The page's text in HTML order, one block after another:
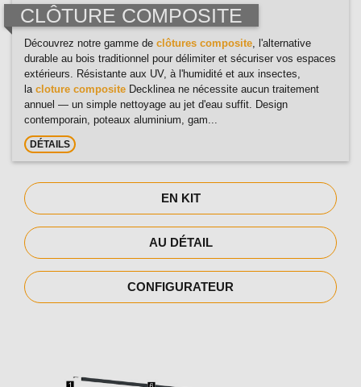
CLÔTURE COMPOSITE
Découvrez notre gamme de clôtures composite, l'alternative
durable au bois traditionnel pour délimiter et sécuriser vos espaces
extérieurs. Résistante aux UV, à l'humidité et aux insectes,
la cloture composite Decklinea ne nécessite aucun traitement
annuel — un simple nettoyage au jet d'eau suffit. Design
contemporain, poteaux aluminium, gam...
DÉTAILS
EN KIT
AU DÉTAIL
CONFIGURATEUR